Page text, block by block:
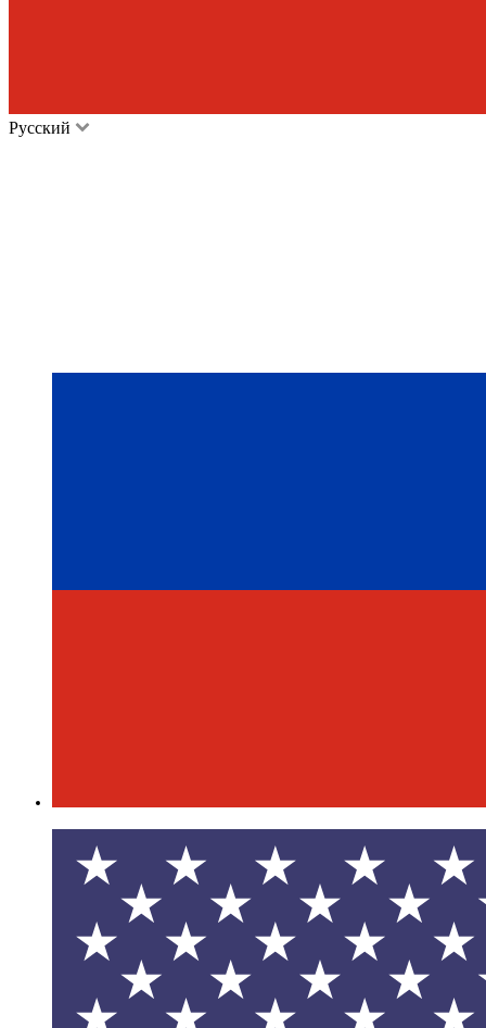
Русский